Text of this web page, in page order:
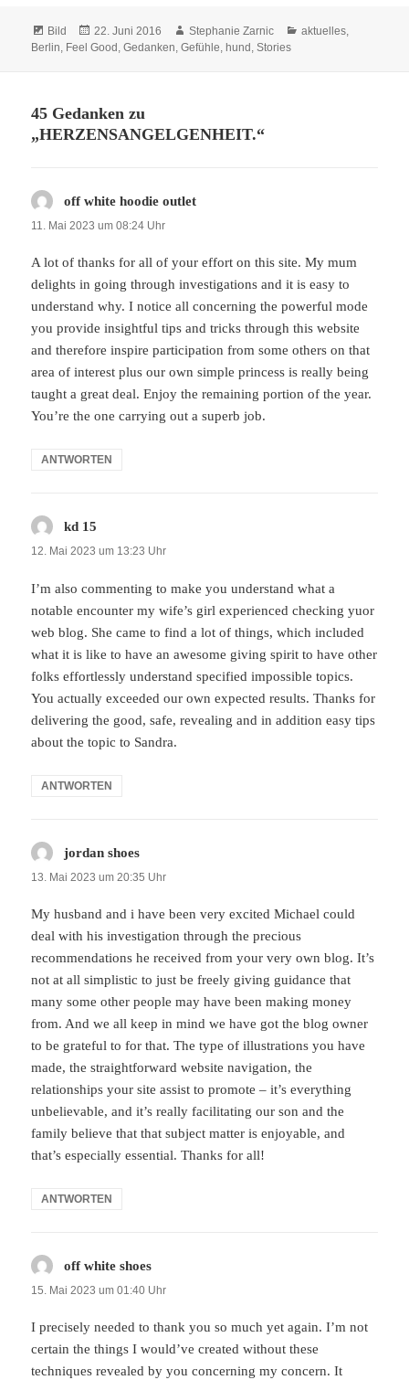
Format
Bild
Veröffentlicht
am
22. Juni 2016 Autor
Stephanie Zarnic Kategorien
aktuelles
Berlin Feel Good ,Gedanken ,Gefühle ,hund ,Stories
45 Gedanken zu
„HERZENSANGELGENHEIT.“
off white hoodie outlet
11. Mai 2023 um 08:24 Uhr
A lot of thanks for all of your effort on this site. My mum
delights in going through investigations and it is easy to
understand why. I notice all concerning the powerful mode
you provide insightful tips and tricks through this website
and therefore inspire participation from some others on that
area of interest plus our own simple princess is really being
taught a great deal. Enjoy the remaining portion of the year.
You’re the one carrying out a superb job.
ANTWORTEN
kd 15
12. Mai 2023 um 13:23 Uhr
I’m also commenting to make you understand what a
notable encounter my wife’s girl experienced checking yuor
web blog. She came to find a lot of things, which included
what it is like to have an awesome giving spirit to have other
folks effortlessly understand specified impossible topics.
You actually exceeded our own expected results. Thanks for
delivering the good, safe, revealing and in addition easy tips
about the topic to Sandra.
ANTWORTEN
jordan shoes
13. Mai 2023 um 20:35 Uhr
My husband and i have been very excited Michael could
deal with his investigation through the precious
recommendations he received from your very own blog. It’s
not at all simplistic to just be freely giving guidance that
many some other people may have been making money
from. And we all keep in mind we have got the blog owner
to be grateful to for that. The type of illustrations you have
made, the straightforward website navigation, the
relationships your site assist to promote – it’s everything
unbelievable, and it’s really facilitating our son and the
family believe that that subject matter is enjoyable, and
that’s especially essential. Thanks for all!
ANTWORTEN
off white shoes
15. Mai 2023 um 01:40 Uhr
I precisely needed to thank you so much yet again. I’m not
certain the things I would’ve created without these
techniques revealed by you concerning my concern. It